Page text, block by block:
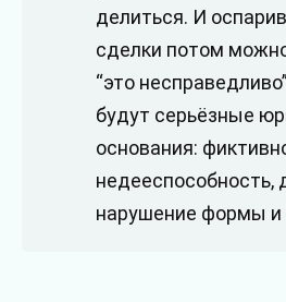
делиться. И
сделки потом
“это
будут серьёзные
основания:
недееспособность,
нарушение формы и